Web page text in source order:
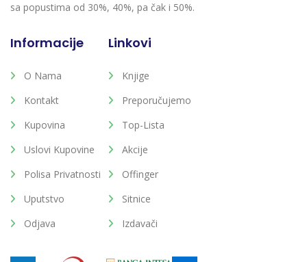
sa popustima od 30%, 40%, pa čak i 50%.
Informacije
O Nama
Kontakt
Kupovina
Uslovi Kupovine
Polisa Privatnosti
Uputstvo
Odjava
Linkovi
Knjige
Preporučujemo
Top-Lista
Akcije
Offinger
Sitnice
Izdavači